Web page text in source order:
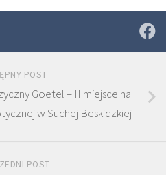
POST
Goetel – II miejsce na
w Suchej Beskidzkiej
POST